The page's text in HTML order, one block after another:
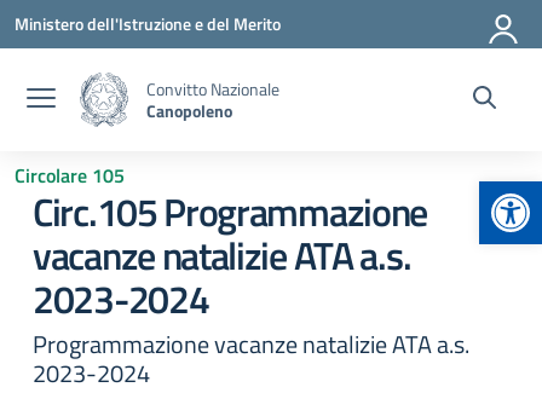
Vai ai contenuti
Vai al menu di navigazione
Vai al footer
Ministero dell'Istruzione e del Merito
Convitto Nazionale
Canopoleno
Circolare 105
Circ.105 Programmazione
vacanze natalizie ATA a.s.
2023-2024
Programmazione vacanze natalizie ATA a.s.
2023-2024